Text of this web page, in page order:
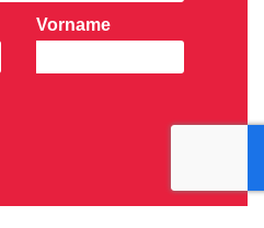
Vorname